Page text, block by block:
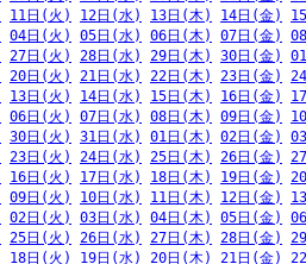
11日(火) 12日(水) 13日(木) 14日(金)
04日(火) 05日(水) 06日(木) 07日(金)
27日(火) 28日(水) 29日(木) 30日(金)
20日(火) 21日(水) 22日(木) 23日(金)
13日(火) 14日(水) 15日(木) 16日(金)
06日(火) 07日(水) 08日(木) 09日(金)
30日(火) 31日(水) 01日(木) 02日(金)
23日(火) 24日(水) 25日(木) 26日(金)
16日(火) 17日(水) 18日(木) 19日(金)
09日(火) 10日(水) 11日(木) 12日(金)
02日(火) 03日(水) 04日(木) 05日(金)
25日(火) 26日(水) 27日(木) 28日(金)
18日(火) 19日(水) 20日(木) 21日(金)